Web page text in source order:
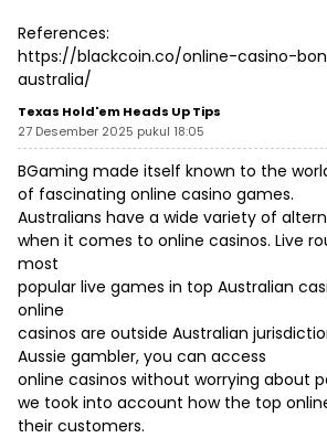
References:
https://blackcoin.co/online-casino-
australia/
Texas Hold'em Heads Up Tips
27 Desember 2025 pukul 18:05
BGaming made itself known to the
of fascinating online casino games.
Australians have a wide variety of
when it comes to online casinos. Live
most
popular live games in top Australian
online
casinos are outside Australian
Aussie gambler, you can access
online casinos without worrying about
we took into account how the top
their customers.